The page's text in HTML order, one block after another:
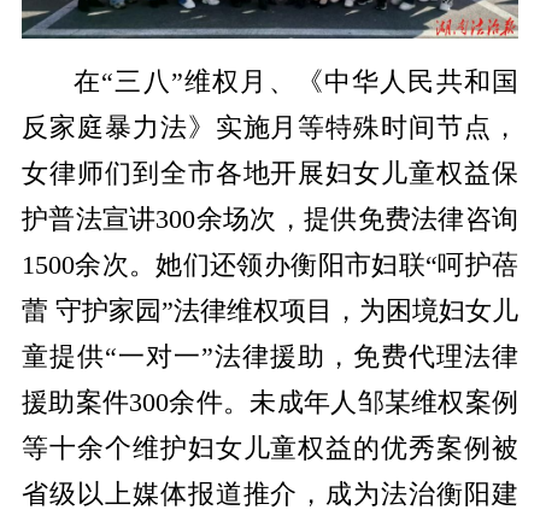
在“三八”维权月、《中华人民共和国
反家庭暴力法》实施月等特殊时间节点，
女律师们到全市各地开展妇女儿童权益保
护普法宣讲300余场次，提供免费法律咨询
1500余次。她们还领办衡阳市妇联“呵护蓓
蕾 守护家园”法律维权项目，为困境妇女儿
童提供“一对一”法律援助，免费代理法律
援助案件300余件。未成年人邹某维权案例
等十余个维护妇女儿童权益的优秀案例被
省级以上媒体报道推介，成为法治衡阳建